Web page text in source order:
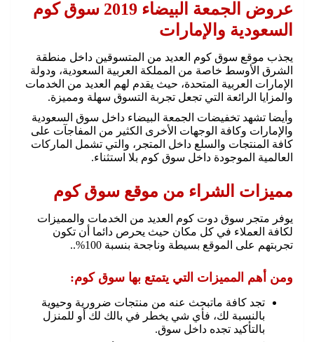
عروض الجمعة البيضاء 2019 سوق كوم
السعودية والإمارات
يجذب موقع سوق كوم العديد من المتسوقين داخل منطقة
الشرق الأوسط خاصة من المملكة العربية السعودية، ودولة
الإمارات العربية المتحدة، حيث يقدم لهم العديد من الخدمات
والمزايا الرائعة التي تجعل تجربة التسوق سهلة ومميزة.
وأيضا تشهد تخفيضات الجمعة البيضاء داخل سوق السعودية
والإمارات وكافة الوجهات الأخرى الكثير من المفاجآت على
كافة المنتجات والسلع داخل المتجر، والتي تشمل الماركات
العالمية الموجودة داخل سوق كوم بلا استثناء.
مميزات الشراء من موقع سوق كوم
يوفر متجر سوق دوت كوم العديد من الخدمات والمميزات
لكافة العملاء في كل مكان حيث يحرص دائما أن تكون
تجربتهم على الموقع بسيطة وناجحة بنسبة 100%..
ومن أهم المميزات التي يتمتع بها سوق كوم:
تجد كافة ماتبحث عنه من منتجات ضرورية وحيوية
بالنسبة لك، فأي شي يخطر في بالك لك أو للمنزل
بالتأكيد تجده داخل سوق.